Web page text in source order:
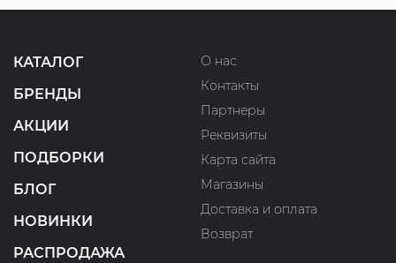
КАТАЛОГ
БРЕНДЫ
АКЦИИ
ПОДБОРКИ
БЛОГ
НОВИНКИ
РАСПРОДАЖА
О нас
Контакты
Партнеры
Реквизиты
Карта сайта
Магазины
Доставка и оплата
Возврат